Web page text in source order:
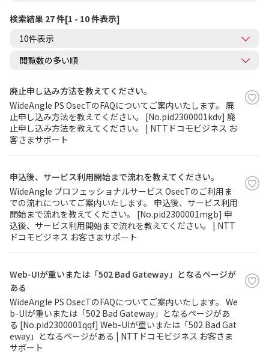
検索結果 27 件[1 - 10 件表示]
廃止申し込み方法を教えてください。
WideAngle PS OsecTのFAQについてご案内いたします。 廃
止申し込み方法を教えてください。 [No.pid2300001kdv] 廃
止申し込み方法を教えてください。 | NTTドコモビジネス お
客さまサポート
申込後、サービス利用開始まで流れを教えてください。
WideAngle プロフェッショナルサービス OsecTのご利用ま
での流れについてご案内いたします。 申込後、サービス利用
開始まで流れを教えてください。 [No.pid2300001mgb] 申
込後、サービス利用開始まで流れを教えてください。 | NTT
ドコモビジネス お客さまサポート
Web-UIが重いまたは「502 Bad Gateway」となるページが
ある
WideAngle PS OsecTのFAQについてご案内いたします。 We
b-UIが重いまたは「502 Bad Gateway」となるページがあ
る [No.pid2300001qqf] Web-UIが重いまたは「502 Bad Gat
eway」となるページがある | NTTドコモビジネス お客さま
サポート